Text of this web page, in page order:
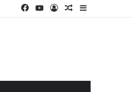
Sidebar
Random
Log
YouTube
Facebook